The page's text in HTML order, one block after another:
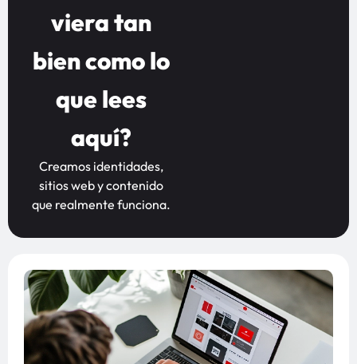
viera tan
bien como lo
que lees
aquí?
Creamos identidades,
sitios web y contenido
que realmente funciona.